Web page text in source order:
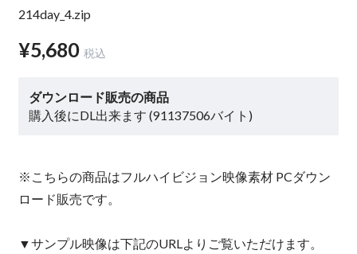
214day_4.zip
¥5,680 税込
ダウンロード販売の商品
購入後にDL出来ます (91137506バイト)
※こちらの商品はフルハイビジョン映像素材 PCダウン
ロード販売です。
▼サンプル映像は下記のURLよりご覧いただけます。